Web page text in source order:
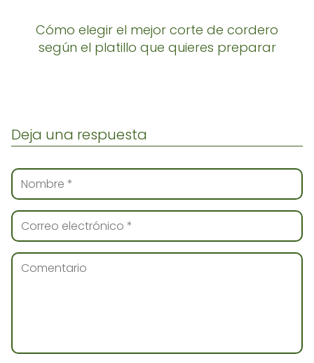
Cómo elegir el mejor corte de cordero
según el platillo que quieres preparar
Deja una respuesta